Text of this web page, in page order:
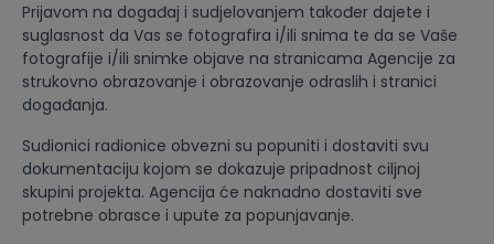
Prijavom na događaj i sudjelovanjem također dajete i
suglasnost da Vas se fotografira i/ili snima te da se Vaše
fotografije i/ili snimke objave na stranicama Agencije za
strukovno obrazovanje i obrazovanje odraslih i stranici
događanja.
Sudionici radionice obvezni su popuniti i dostaviti svu
dokumentaciju kojom se dokazuje pripadnost ciljnoj
skupini projekta. Agencija će naknadno dostaviti sve
potrebne obrasce i upute za popunjavanje.